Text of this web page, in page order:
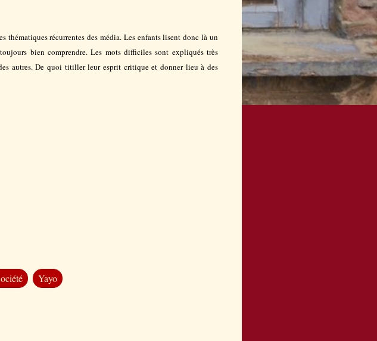
thématiques récurrentes des média. Les enfants lisent donc là un
bien comprendre. Les mots difficiles sont expliqués très
autres. De quoi titiller leur esprit critique et donner lieu à des
Yayo